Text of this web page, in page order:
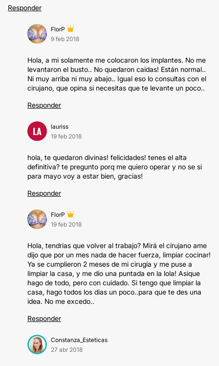
Responder
FlorP
9 feb 2018
Hola, a mi solamente me colocaron los implantes. No me
levantaron el busto.. No quedaron caidas! Están normal..
Ni muy arriba ni muy abajo.. Igual eso lo consultas con el
cirujano, que opina si necesitas que te levante un poco..
Responder
LA
lauriss
19 feb 2018
hola, te quedaron divinas! felicidades! tenes el alta
definitiva? te pregunto porq me quiero operar y no se si
para mayo voy a estar bien, gracias!
Responder
FlorP
19 feb 2018
Hola, tendrias que volver al trabajo? Mirá el cirujano ame
dijo que por un mes nada de hacer fuerza, limpiar cocinar!
Ya se cumplieron 2 meses de mi cirugía y me puse a
limpiar la casa, y me dio una puntada en la lola! Asique
hago de todo, pero con cuidado. Si tengo que limpiar la
casa, hago todos los dias un poco..para que te des una
idea. No me excedo..
Responder
Constanza_Esteticas
27 abr 2018